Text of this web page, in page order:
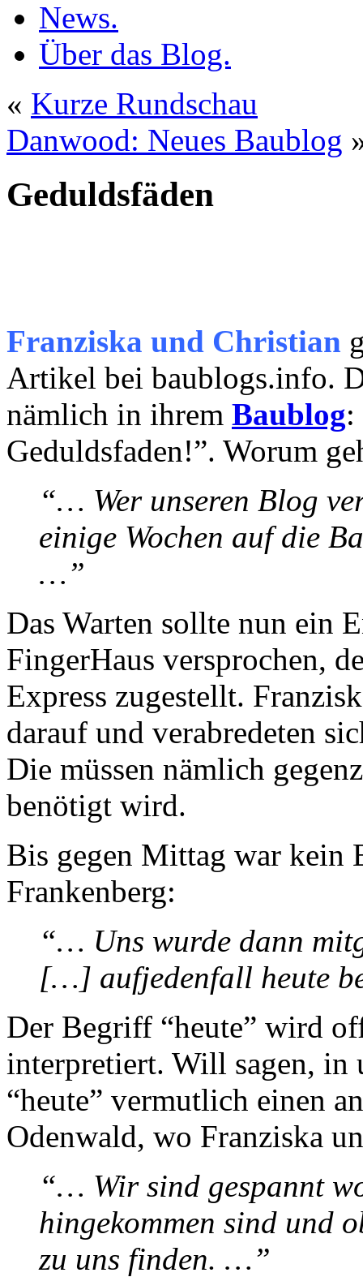
News.
Über das Blog.
« Kurze Rundschau
Danwood: Neues Baublog
Geduldsfäden
Franziska und Christian
Artikel bei baublogs.info.
nämlich in ihrem Baublog:
Geduldsfaden!”. Worum
“… Wer unseren Blog
einige Wochen auf die
…”
Das Warten sollte nun ein
FingerHaus versprochen,
Express zugestellt.
darauf und verabredeten
Die müssen nämlich
benötigt wird.
Bis gegen Mittag war kein
Frankenberg:
“… Uns wurde dann
[…] aufjedenfall heute
Der Begriff “heute” wird
interpretiert. Will sagen, in
“heute” vermutlich einen
Odenwald, wo Franziska
“… Wir sind gespannt
hingekommen sind und
zu uns finden. …”